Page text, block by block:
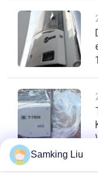
Samking Liu